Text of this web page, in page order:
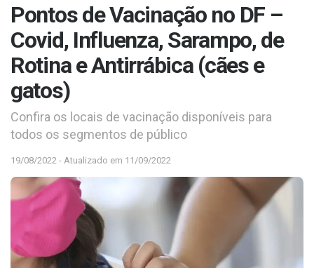
Pontos de Vacinação no DF –
Covid, Influenza, Sarampo, de
Rotina e Antirrábica (cães e
gatos)
Confira os locais de vacinação disponíveis para
todos os segmentos de público
19/08/2022 - Atualizado em 11/09/2022